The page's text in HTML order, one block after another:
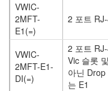
VWIC-
2MFT-
E1(=)
2 포트
VWIC-
2MFT-E1-
DI(=)
2 포트
Vic 슬롯
아닌
는 E1